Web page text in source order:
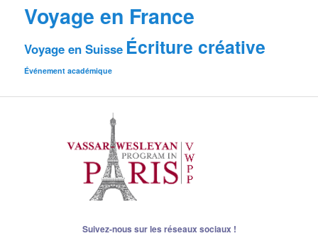
Voyage en France
Voyage en Suisse Écriture créative
Événement académique
Suivez-nous sur les réseaux sociaux !